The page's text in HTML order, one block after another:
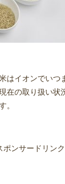
はイオンでいつ
在の取り扱い状
。
ポンサードリンク